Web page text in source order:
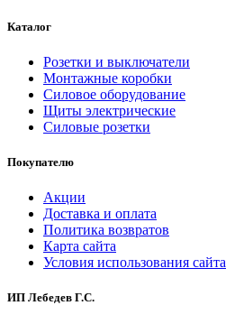
Каталог
Розетки и выключатели
Монтажные коробки
Силовое оборудование
Щиты электрические
Силовые розетки
Покупателю
Акции
Доставка и оплата
Политика возвратов
Карта сайта
Условия использования сайта
ИП Лебедев Г.С.